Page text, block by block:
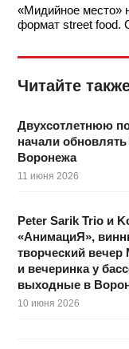
«Мидийное место»
формат street food.
Читайте
Двухсотлетнюю
начали
Воронежа
11 июня 2026
Peter Sarik Trio и
«АнимациЯ»,
творческий
и вечеринка у
выходные в
10 июня 2026